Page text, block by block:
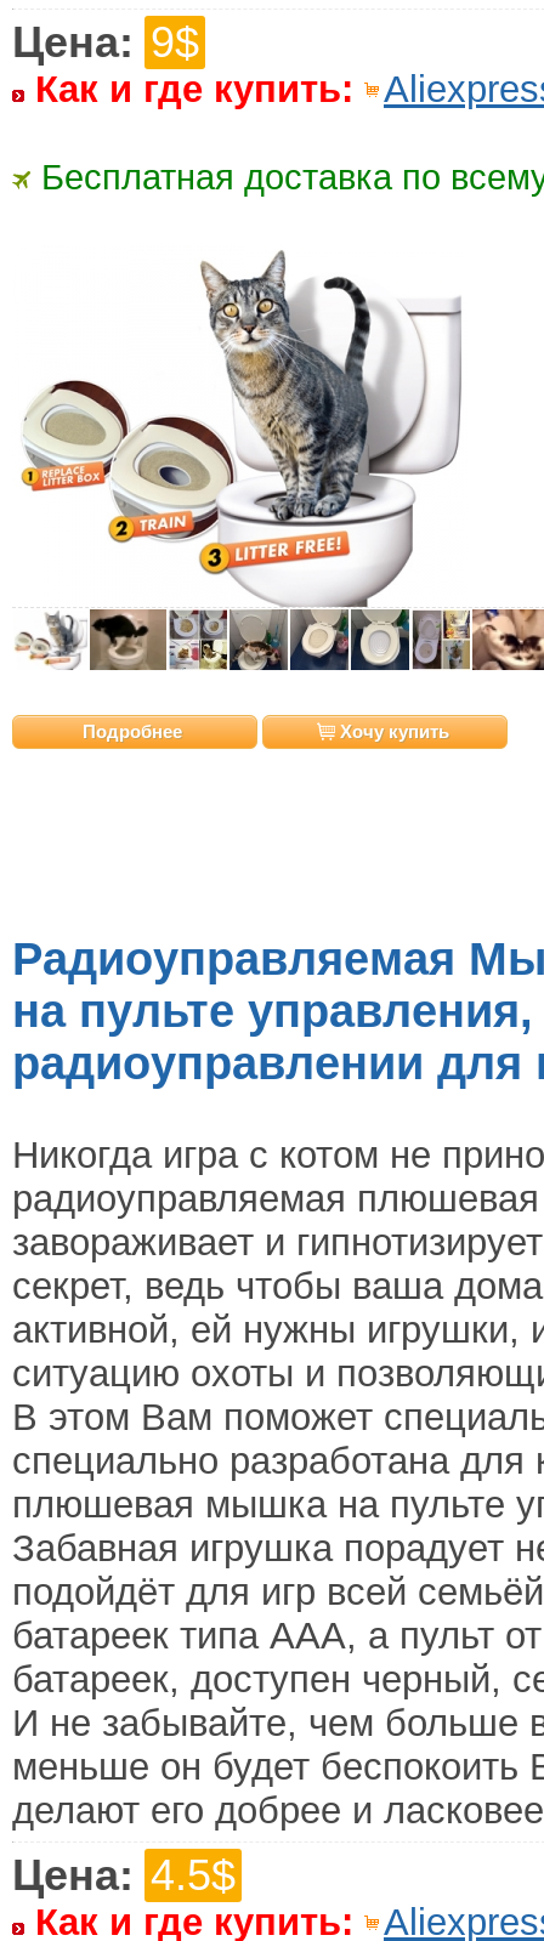
Цена: 9$
Как и где купить:
Бесплатная доставка по
Подробнее Хочу купить
Радиоуправляемая
на пульте
радиоуправлении для
Никогда игра с котом не
радиоуправляемая
завораживает и
секрет, ведь чтобы ваша
активной, ей нужны
ситуацию охоты и
В этом Вам поможет
специально разработана для
плюшевая мышка на пульте
Забавная игрушка порадует
подойдёт для игр всей
батареек типа ААА, а пульт
батареек, доступен черный,
И не забывайте, чем больше
меньше он будет беспокоить
делают его добрее и
Цена: 4.5$
Как и где купить: